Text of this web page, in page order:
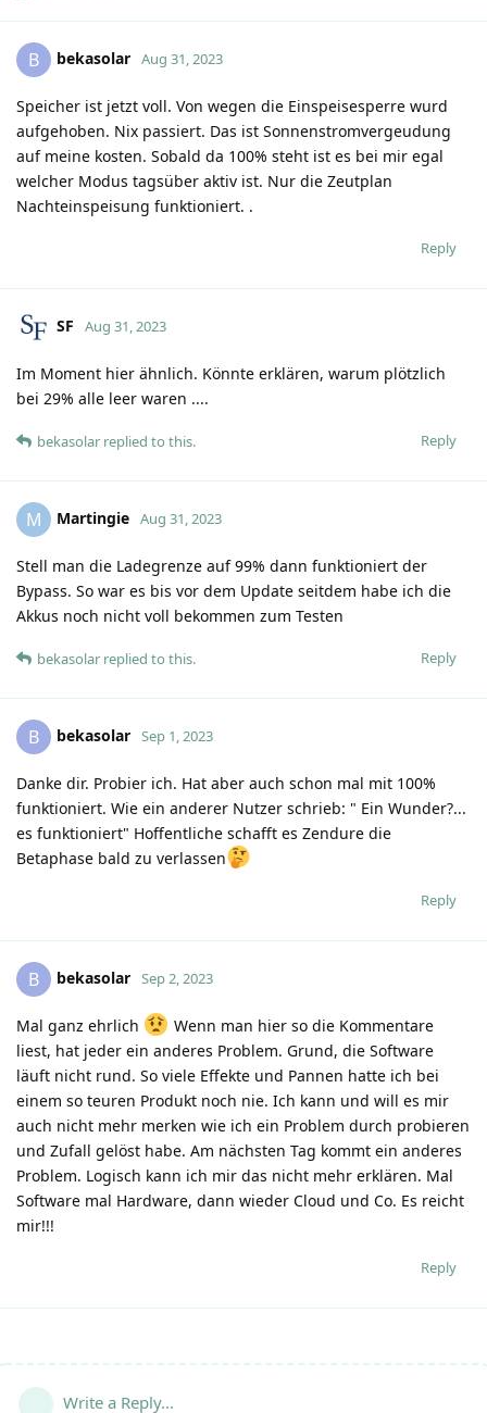
B bekasolar Aug 31, 2023
Speicher ist jetzt voll. Von wegen die Einspeisesperre wurd
aufgehoben. Nix passiert. Das ist Sonnenstromvergeudung
auf meine kosten. Sobald da 100% steht ist es bei mir egal
welcher Modus tagsüber aktiv ist. Nur die Zeutplan
Nachteinspeisung funktioniert. .
Reply
SF Aug 31, 2023
Im Moment hier ähnlich. Könnte erklären, warum plötzlich
bei 29% alle leer waren ....
Reply
bekasolar replied to this.
M Martingie Aug 31, 2023
Stell man die Ladegrenze auf 99% dann funktioniert der
Bypass. So war es bis vor dem Update seitdem habe ich die
Akkus noch nicht voll bekommen zum Testen
Reply
bekasolar replied to this.
B bekasolar Sep 1, 2023
Danke dir. Probier ich. Hat aber auch schon mal mit 100%
funktioniert. Wie ein anderer Nutzer schrieb: " Ein Wunder?...
es funktioniert" Hoffentliche schafft es Zendure die
Betaphase bald zu verlassen
Reply
B bekasolar Sep 2, 2023
Mal ganz ehrlich
Wenn man hier so die Kommentare
liest, hat jeder ein anderes Problem. Grund, die Software
läuft nicht rund. So viele Effekte und Pannen hatte ich bei
einem so teuren Produkt noch nie. Ich kann und will es mir
auch nicht mehr merken wie ich ein Problem durch probieren
und Zufall gelöst habe. Am nächsten Tag kommt ein anderes
Problem. Logisch kann ich mir das nicht mehr erklären. Mal
Software mal Hardware, dann wieder Cloud und Co. Es reicht
mir!!!
Reply
Write a Reply...